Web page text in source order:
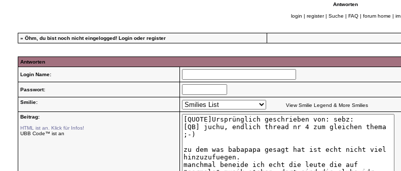
Antworten
login | register | Suche | FAQ| forum home | im
» Öhm, du bist noch nicht eingelogged! Login oder register
Antworten
Login Name:
Passwort:
Smilie:
View Smilie Legend & More Smilies
Beitrag:
HTML ist an. Klick für Infos!
UBB Code™ ist an